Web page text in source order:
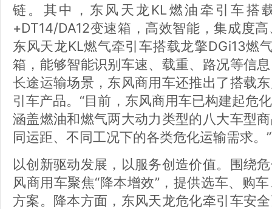
链。其中，东风天龙KL燃油牵引车搭
+DT14/DA12变速箱，高效智能，集成度
东风天龙KL燃气牵引车搭载龙擎DGi13燃
箱，能够智能识别车速、载重、路况等信
长途运输场景，东风商用车还推出了搭载
引车产品。“目前，东风商用车已构建起危
涵盖燃油和燃气两大动力类型的八大车型
同运距、不同工况下的各类危化运输需求。
以创新驱动发展，以服务创造价值。围绕
风商用车聚焦“降本增效”，提供选车、购
方案。降本方面，东风天龙危化牵引车安